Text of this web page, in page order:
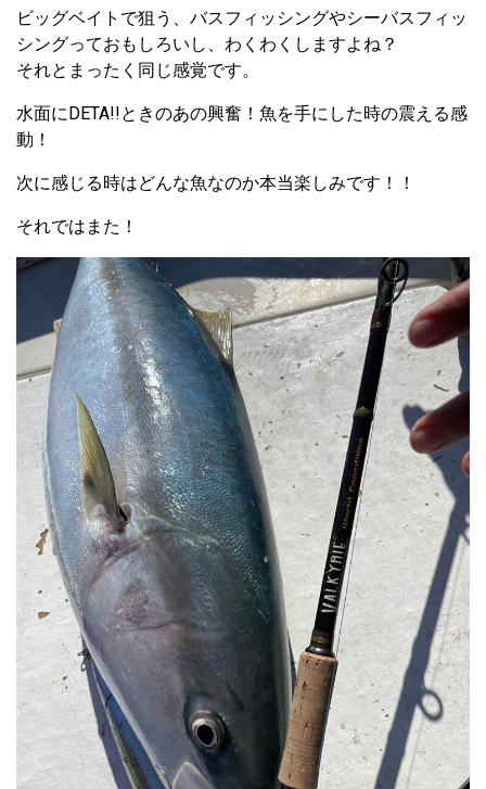
ビッグベイトで狙う、バスフィッシングやシーバスフィッ
シングっておもしろいし、わくわくしますよね？
それとまったく同じ感覚です。
水面にDETA!!ときのあの興奮！魚を手にした時の震える感
動！
次に感じる時はどんな魚なのか本当楽しみです！！
それではまた！